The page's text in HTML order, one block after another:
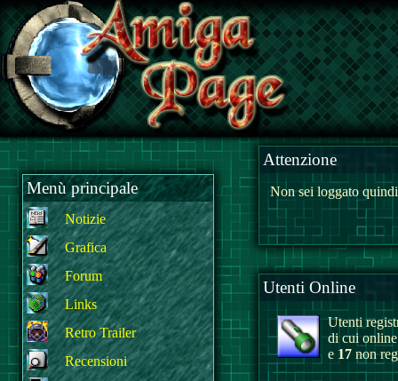
Menù principale
Notizie
Grafica
Forum
Links
Retro Trailer
Recensioni
Attenzione
Non sei loggato
Utenti Online
Utenti
di cui
e 17 non